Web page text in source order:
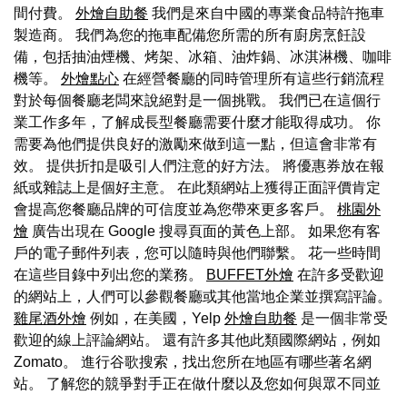
間付費。 外燴自助餐 我們是來自中國的專業食品特許拖車
製造商。 我們為您的拖車配備您所需的所有廚房烹飪設
備，包括抽油煙機、烤架、冰箱、油炸鍋、冰淇淋機、咖啡
機等。 外燴點心 在經營餐廳的同時管理所有這些行銷流程
對於每個餐廳老闆來說絕對是一個挑戰。 我們已在這個行
業工作多年，了解成長型餐廳需要什麼才能取得成功。 你
需要為他們提供良好的激勵來做到這一點，但這會非常有
效。 提供折扣是吸引人們注意的好方法。 將優惠券放在報
紙或雜誌上是個好主意。 在此類網站上獲得正面評價肯定
會提高您餐廳品牌的可信度並為您帶來更多客戶。 桃園外
燴 廣告出現在 Google 搜尋頁面的黃色上部。 如果您有客
戶的電子郵件列表，您可以隨時與他們聯繫。 花一些時間
在這些目錄中列出您的業務。
BUFFET外燴 在許多受歡迎
的網站上，人們可以參觀餐廳或其他當地企業並撰寫評論。
雞尾酒外燴 例如，在美國，Yelp 外燴自助餐 是一個非常受
歡迎的線上評論網站。 還有許多其他此類國際網站，例如
Zomato。 進行谷歌搜索，找出您所在地區有哪些著名網
站。 了解您的競爭對手正在做什麼以及您如何與眾不同並